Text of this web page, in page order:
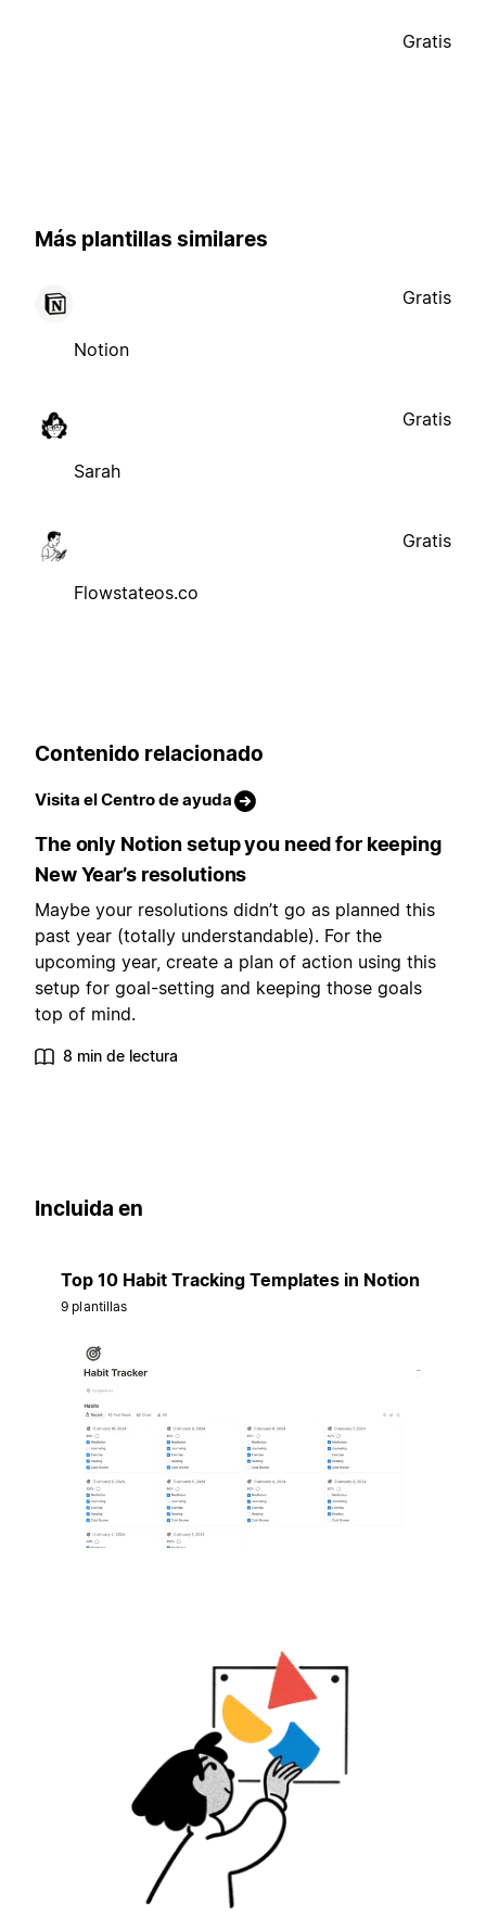
Gratis
Más plantillas similares
Notion
Gratis
Sarah
Gratis
Flowstateos.co
Gratis
Contenido relacionado
Visita el Centro de ayuda
The only Notion setup you need for keeping
New Year’s resolutions
Maybe your resolutions didn’t go as planned this
past year (totally understandable). For the
upcoming year, create a plan of action using this
setup for goal-setting and keeping those goals
top of mind.
8 min de lectura
Incluida en
Top 10 Habit Tracking Templates in Notion
9 plantillas